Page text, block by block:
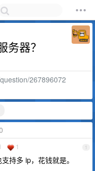
务器？
267896072
1
1
持多 ip，花钱就是。